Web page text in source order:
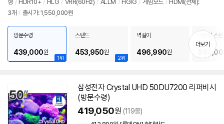
뷰
형 / HDR10+ / HLG / VRR(60Hz) / ALLM / HGIG / 게임모드 / HDMI(전체):
3개 / 출시가: 1,550,000원
치
기
1위
방문수령
439,000원
2위
스탠드
453,950원
벽걸이
496,990원
이동형 스
5MS
더보기
삼성전자 Crystal UHD 50DU7200 리퍼비시
(방문수령)
419,050원 (119몰)